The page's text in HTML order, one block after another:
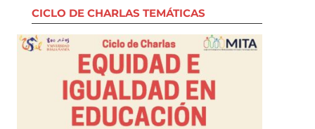
CICLO DE CHARLAS TEMÁTICAS